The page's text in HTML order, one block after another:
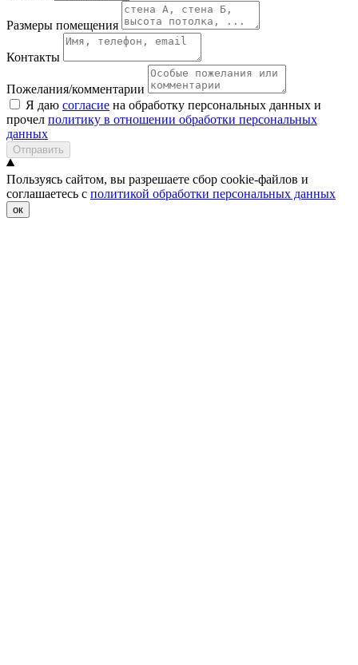
Размеры помещения
Контакты
Пожелания/комментарии
Я даю согласие на обработку персональных данных и
прочел политику в отношении обработки персональных
данных
Отправить
Пользуясь сайтом, вы разрешаете сбор cookie-файлов и
соглашаетесь с политикой обработки персональных данных
ок